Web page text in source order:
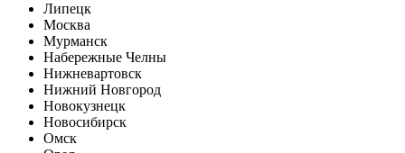
Липецк
Москва
Мурманск
Набережные Челны
Нижневартовск
Нижний Новгород
Новокузнецк
Новосибирск
Омск